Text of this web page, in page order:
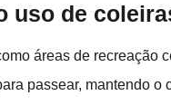
uso de
áreas de recreação
passear, mantendo